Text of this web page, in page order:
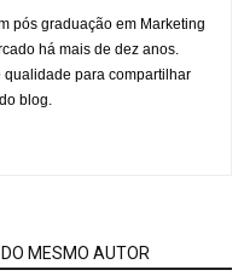
pós graduação em Marketing
há mais de dez anos.
qualidade para compartilhar
blog.
MESMO AUTOR